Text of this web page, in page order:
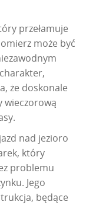
przełamuje
może być
że doskonale
wieczorową
nad jezioro
który
problemu
Jego
będące